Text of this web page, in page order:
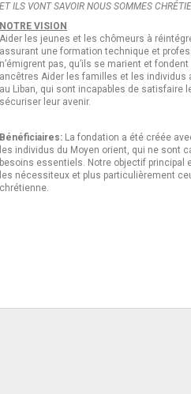
ET ILS VONT SAVOIR NOUS SOMMES
NOTRE VISION
Aider les jeunes et les chômeurs à
assurant une formation technique et
n’émigrent pas, qu’ils se marient et
ancêtres Aider les familles et les individus
au Liban, qui sont incapables de satisfaire
sécuriser leur avenir.
Bénéficiaires: La fondation a été créée
les individus du Moyen orient, qui ne sont
besoins essentiels. Notre objectif principal
les nécessiteux et plus particulièrement
chrétienne.